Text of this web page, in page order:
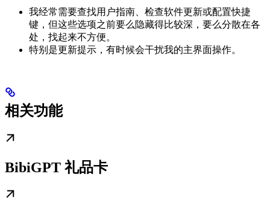
我经常需要查找用户指南、检查软件更新或配置快捷
键，但这些选项之前要么隐藏得比较深，要么分散在各
处，找起来不方便。
特别是更新提示，有时候会干扰我的主界面操作。
相关功能
BibiGPT 礼品卡